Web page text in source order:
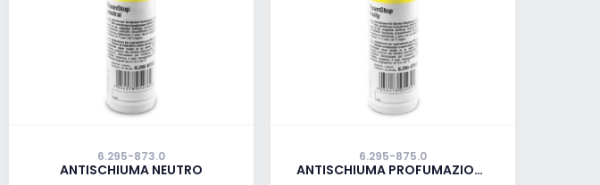
6.295-873.0
ANTISCHIUMA NEUTRO
6.295-875.0
ANTISCHIUMA PROFUMAZIONE FRUTTATA